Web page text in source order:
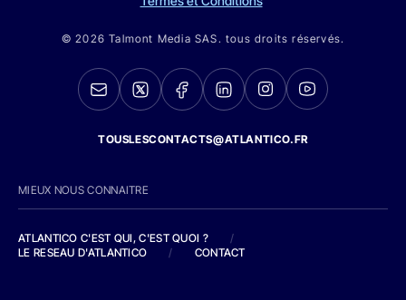
© 2026 Talmont Media SAS. tous droits réservés.
TOUSLESCONTACTS@ATLANTICO.FR
MIEUX NOUS CONNAITRE
ATLANTICO C'EST QUI, C'EST QUOI ?
/
LE RESEAU D'ATLANTICO
/ CONTACT